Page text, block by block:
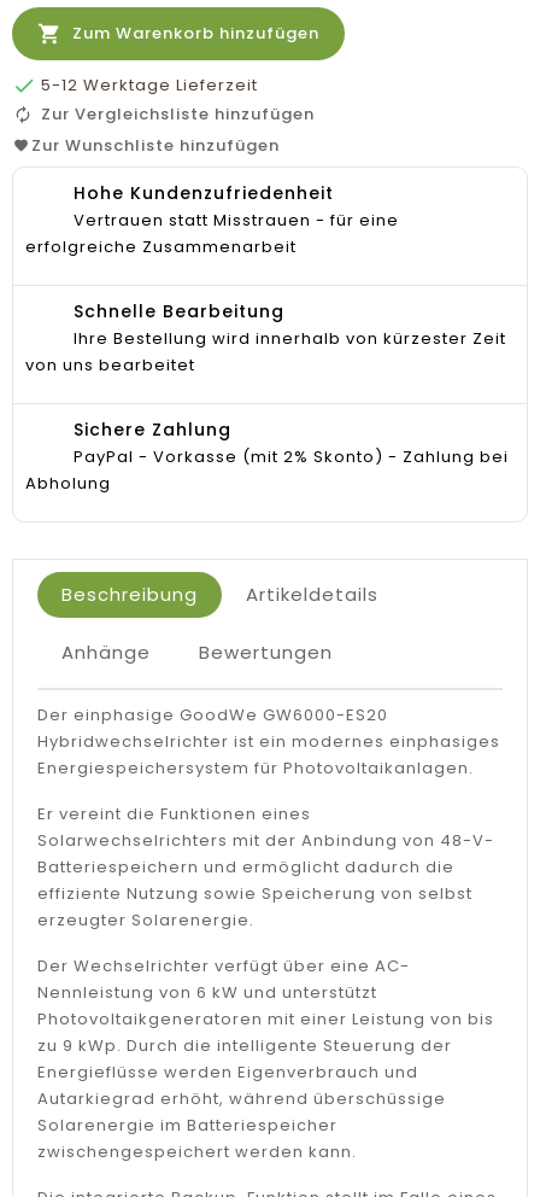
 Zum Warenkorb hinzufügen
 5-12 Werktage Lieferzeit
Zur Vergleichsliste hinzufügen
Zur Wunschliste hinzufügen
Hohe Kundenzufriedenheit
Vertrauen statt Misstrauen - für eine
erfolgreiche Zusammenarbeit
Schnelle Bearbeitung
Ihre Bestellung wird innerhalb von kürzester Zeit
von uns bearbeitet
Sichere Zahlung
PayPal - Vorkasse (mit 2% Skonto) - Zahlung bei
Abholung
Beschreibung Artikeldetails
Anhänge Bewertungen
Der einphasige GoodWe GW6000-ES20
Hybridwechselrichter ist ein modernes einphasiges
Energiespeichersystem für Photovoltaikanlagen.
Er vereint die Funktionen eines
Solarwechselrichters mit der Anbindung von 48-V-
Batteriespeichern und ermöglicht dadurch die
effiziente Nutzung sowie Speicherung von selbst
erzeugter Solarenergie.
Der Wechselrichter verfügt über eine AC-
Nennleistung von 6 kW und unterstützt
Photovoltaikgeneratoren mit einer Leistung von bis
zu 9 kWp. Durch die intelligente Steuerung der
Energieflüsse werden Eigenverbrauch und
Autarkiegrad erhöht, während überschüssige
Solarenergie im Batteriespeicher
zwischengespeichert werden kann.